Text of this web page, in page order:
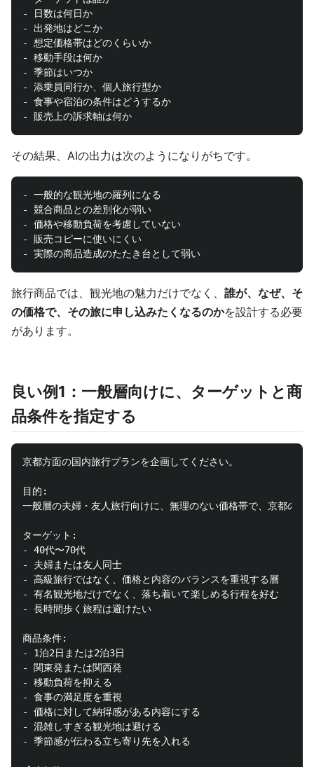
- 日数は何日か
- 出発地はどこか
- 想定価格帯はどのくらいか
- 移動手段は何か
- 季節はいつか
- 添乗員同行か、個人旅行型か
- 食事や宿泊の条件はどうするか
その結果、AIの出力は次のようになりがちです。
- 一般的な観光地の羅列になる
- 競合商品との差別化が弱い
- 価格や移動負荷を考慮していない
- 販売コピーに使いにくい
旅行商品では、観光地の魅力だけでなく、 誰が、なぜ、そ
の価格で、その旅に申し込みたくなるのかを設計する必要
があります。
良い例1：一般層向けに、ターゲットと商
品条件を指定する
京都方面の国内旅行プランを企画してください。
目的:
一般層の夫婦・友人旅行向けに、無理のない価格帯で、京都の
ターゲット:
- 40代〜70代
- 夫婦または友人同士
- 高級旅行ではなく、価格と内容のバランスを重視する層
- 有名観光地だけでなく、落ち着いて楽しめる行程を好む
- 長時間歩く旅程は避けたい
商品条件:
- 1泊2日または2泊3日
- 関東発または関西発
- 移動負荷を抑える
- 食事の満足度を重視
- 価格に対して納得感がある内容にする
- 混雑しすぎる観光地は避ける
- 季節感が伝わる立ち寄り先を入れる